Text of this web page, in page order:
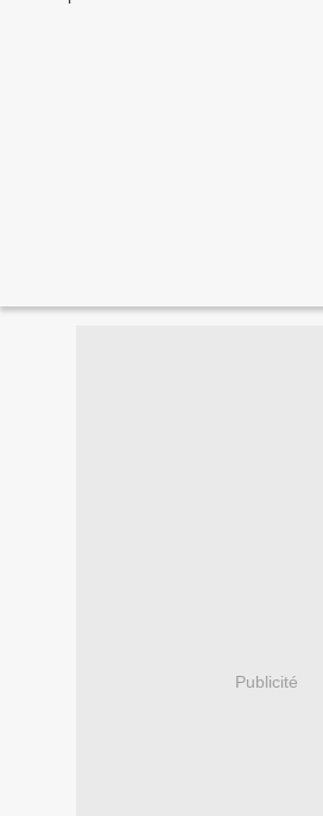
Publicité